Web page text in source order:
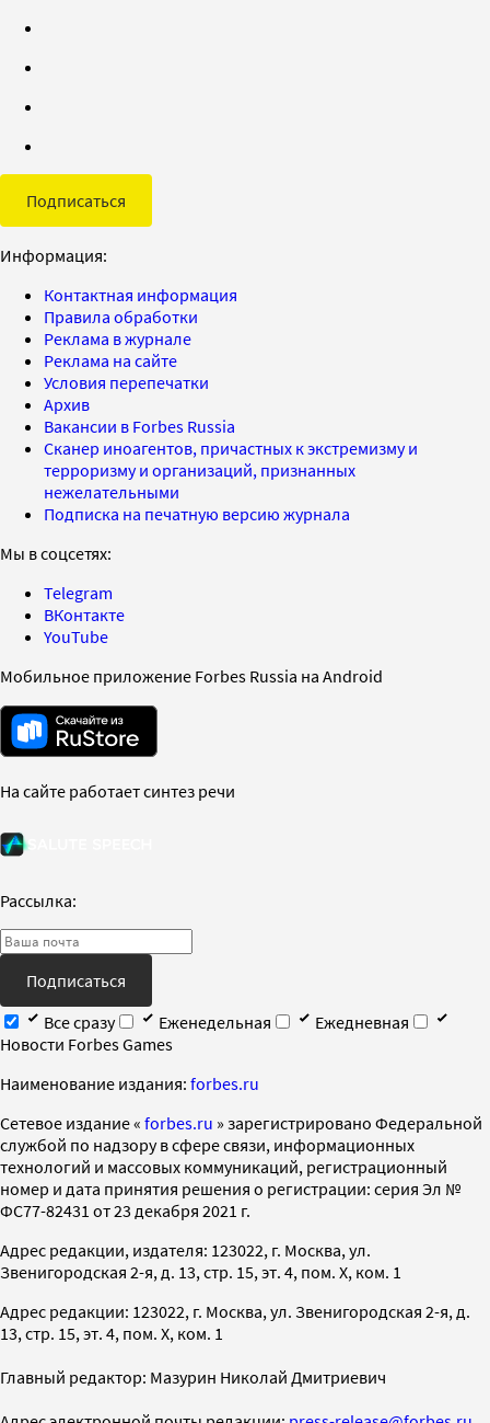
Подписаться
Информация:
Контактная информация
Правила обработки
Реклама в журнале
Реклама на сайте
Условия перепечатки
Архив
Вакансии в Forbes Russia
Сканер иноагентов, причастных к экстремизму и
терроризму и организаций, признанных
нежелательными
Подписка на печатную версию журнала
Мы в соцсетях:
Telegram
ВКонтакте
YouTube
Мобильное приложение Forbes Russia на Android
На сайте работает синтез речи
Рассылка:
Подписаться
Все сразу
Еженедельная
Ежедневная
Новости Forbes Games
Наименование издания: forbes.ru
Cетевое издание « forbes.ru » зарегистрировано Федеральной
службой по надзору в сфере связи, информационных
технологий и массовых коммуникаций, регистрационный
номер и дата принятия решения о регистрации: серия Эл №
ФС77-82431 от 23 декабря 2021 г.
Адрес редакции, издателя: 123022, г. Москва, ул.
Звенигородская 2-я, д. 13, стр. 15, эт. 4, пом. X, ком. 1
Адрес редакции: 123022, г. Москва, ул. Звенигородская 2-я, д.
13, стр. 15, эт. 4, пом. X, ком. 1
Главный редактор: Мазурин Николай Дмитриевич